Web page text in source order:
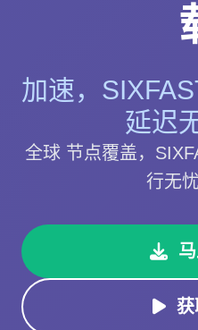
加速，
延迟
全球 节点覆盖，
行无
获